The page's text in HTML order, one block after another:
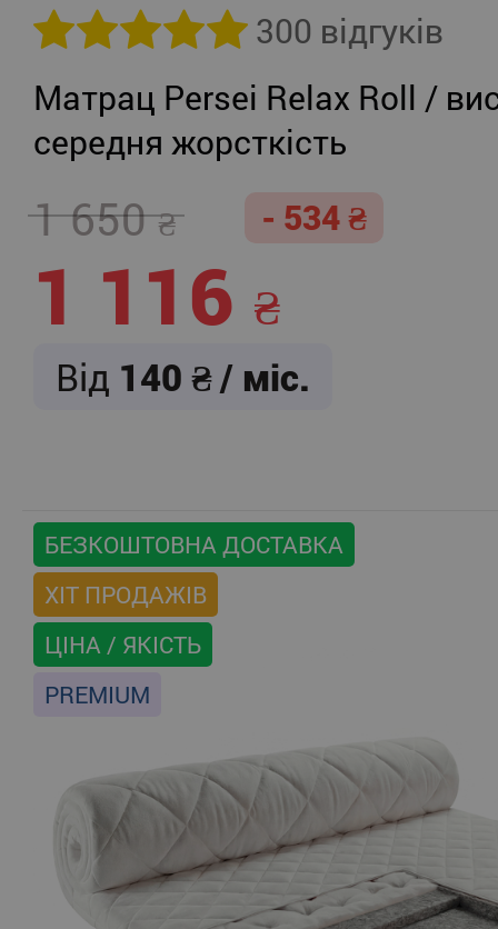
300 відгуків
Матрац Persei Relax Roll /
середня жорсткість
1 650 - 534
1 116
Від 140 / міс.
БЕЗКОШТОВНА ДОСТАВКА
ХІТ ПРОДАЖІВ
ЦІНА / ЯКІСТЬ
PREMIUM